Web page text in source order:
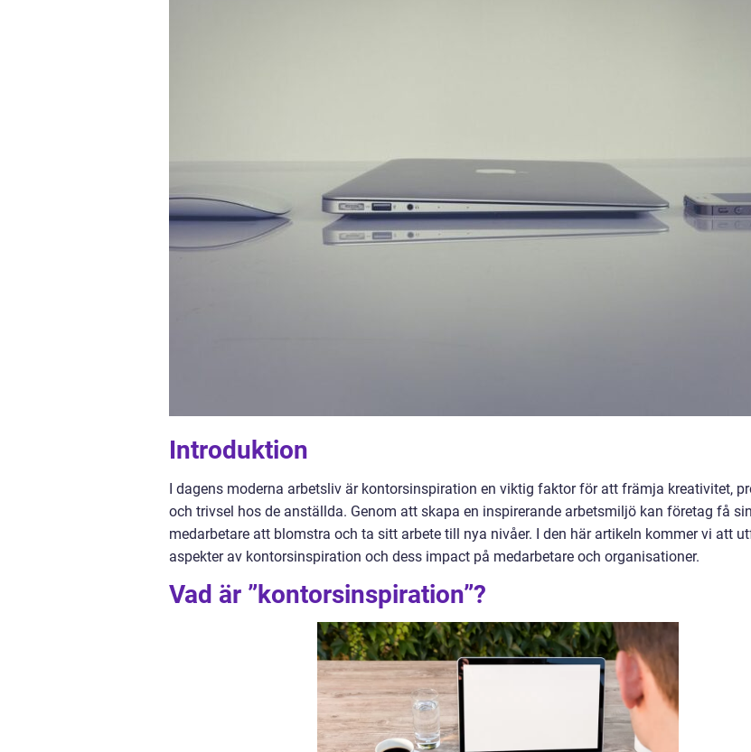
Introduktion
I dagens moderna arbetsliv är kontorsinspiration en viktig faktor för att främja kreativitet,
och trivsel hos de anställda. Genom att skapa en inspirerande arbetsmiljö kan företag få
medarbetare att blomstra och ta sitt arbete till nya nivåer. I den här artikeln kommer vi att
aspekter av kontorsinspiration och dess impact på medarbetare och organisationer.
Vad är ”kontorsinspiration”?